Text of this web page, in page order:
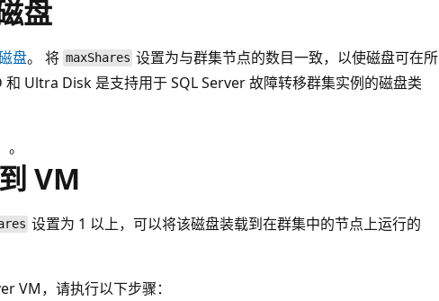
盘
盘。 将 maxShares 设置为与群集节点的数目一致，以使磁盘可在所
和 Ultra Disk 是支持用于 SQL Server 故障转移群集实例的磁盘类
VM
设置为 1 以上，可以将该磁盘装载到在群集中的节点上运行的
VM，请执行以下步骤：